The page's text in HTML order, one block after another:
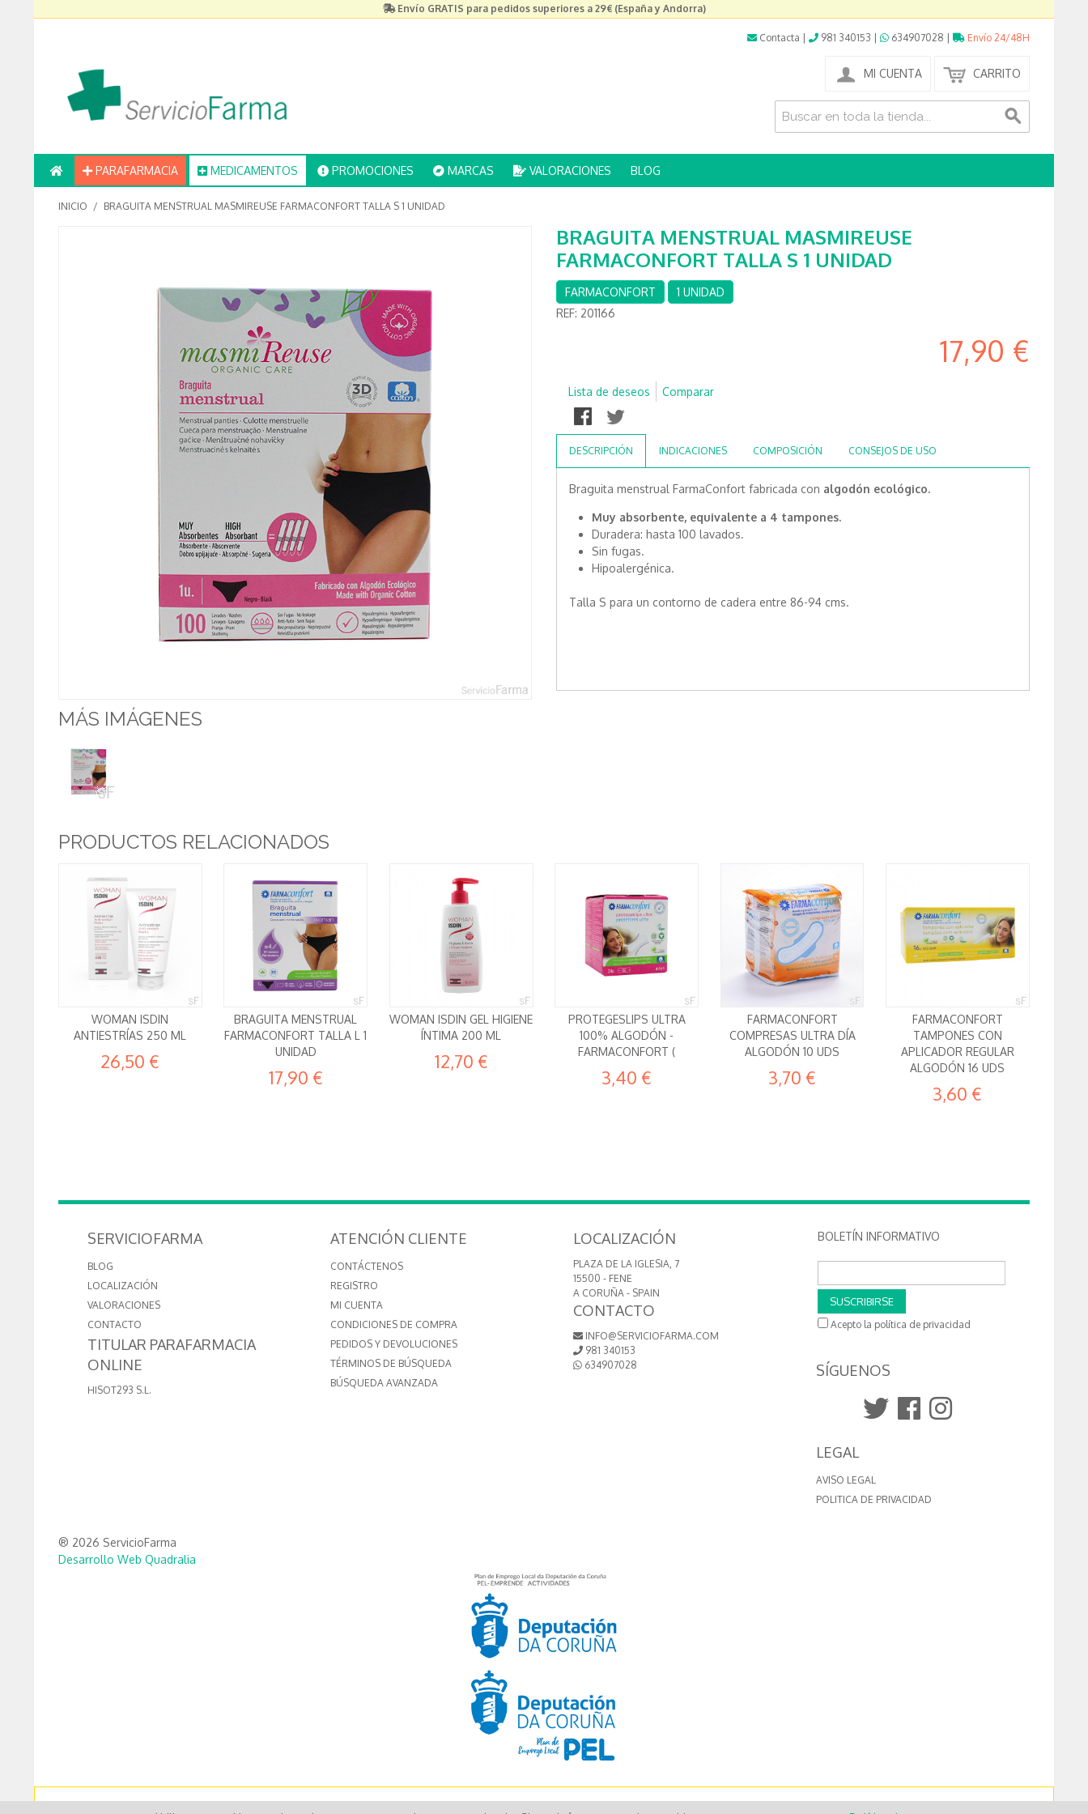
Envío GRATIS para pedidos superiores a 29€ (España y Andorra)
Contacta 981 340153 634907028 Envío 24/48H
MI CUENTA CARRITO
PARAFARMACIA MEDICAMENTOS PROMOCIONES MARCAS VALORACIONES BLOG
INICIO / BRAGUITA MENSTRUAL MASMIREUSE FARMACONFORT TALLA S 1 UNIDAD
MÁS IMÁGENES
BRAGUITA MENSTRUAL MASMIREUSE
FARMACONFORT TALLA S 1 UNIDAD
FARMACONFORT
1 UNIDAD
REF: 201166
17,90 €
Lista de deseos Comparar
DESCRIPCIÓN INDICACIONES COMPOSICIÓN CONSEJOS DE USO
Braguita menstrual FarmaConfort fabricada con algodón ecológico.
Muy absorbente, equivalente a 4 tampones.
Duradera: hasta 100 lavados.
Sin fugas.
Hipoalergénica.
Talla S para un contorno de cadera entre 86-94 cms.
PRODUCTOS RELACIONADOS
WOMAN ISDIN
ANTIESTRÍAS 250 ML
26,50 €
BRAGUITA MENSTRUAL
FARMACONFORT TALLA L 1
UNIDAD
17,90 €
WOMAN ISDIN GEL HIGIENE
ÍNTIMA 200 ML
12,70 €
PROTEGESLIPS ULTRA
100% ALGODÓN -
FARMACONFORT (
3,40 €
FARMACONFORT
COMPRESAS ULTRA DÍA
ALGODÓN 10 UDS
3,70 €
FARMACONFORT
TAMPONES CON
APLICADOR REGULAR
ALGODÓN 16 UDS
3,60 €
SERVICIOFARMA
BLOG
LOCALIZACIÓN
VALORACIONES
CONTACTO
TITULAR PARAFARMACIA
ONLINE
HISOT293 S.L.
ATENCIÓN CLIENTE
CONTÁCTENOS
REGISTRO
MI CUENTA
CONDICIONES DE COMPRA
PEDIDOS Y DEVOLUCIONES
TÉRMINOS DE BÚSQUEDA
BÚSQUEDA AVANZADA
LOCALIZACIÓN
PLAZA DE LA IGLESIA, 7
15500 - FENE
A CORUÑA - SPAIN
CONTACTO
INFO@SERVICIOFARMA.COM
981 340153
634907028
BOLETÍN INFORMATIVO
SUSCRIBIRSE
Acepto la política de privacidad
SÍGUENOS
LEGAL
AVISO LEGAL
POLITICA DE PRIVACIDAD
® 2026 ServicioFarma
Desarrollo Web Quadralia